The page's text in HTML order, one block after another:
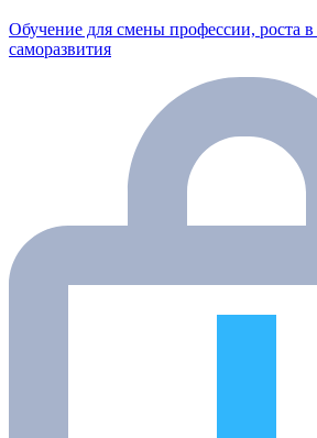
Обучение для смены профессии, роста в
саморазвития